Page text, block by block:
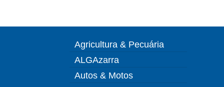
Agricultura & Pecuária
ALGAzarra
Autos & Motos